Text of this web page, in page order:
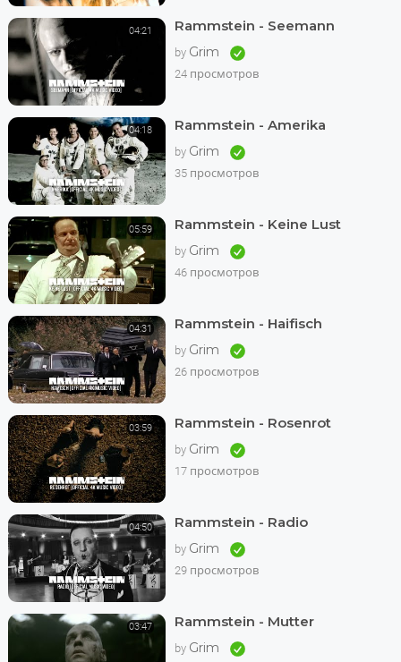
04:21 Rammstein - Seemann
by Grim
24 просмотров
04:18 Rammstein - Amerika
by Grim
35 просмотров
05:59 Rammstein - Keine Lust
by Grim
46 просмотров
04:31 Rammstein - Haifisch
by Grim
26 просмотров
03:59 Rammstein - Rosenrot
by Grim
17 просмотров
04:50 Rammstein - Radio
by Grim
29 просмотров
03:47 Rammstein - Mutter
by Grim